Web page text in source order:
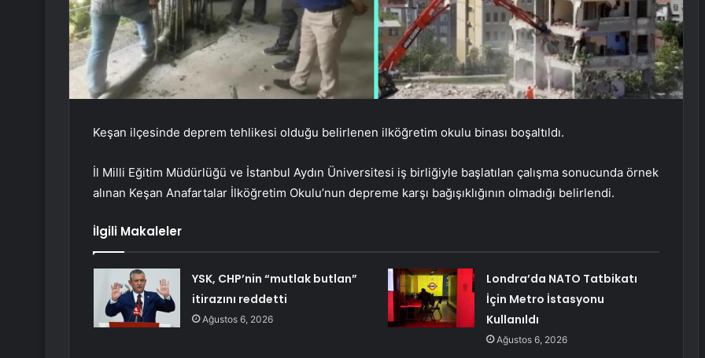
Keşan ilçesinde deprem tehlikesi olduğu belirlenen ilköğretim okulu binası boşaltıldı.
İl Milli Eğitim Müdürlüğü ve İstanbul Aydın Üniversitesi iş birliğiyle başlatılan çalışma sonucunda örnek
alınan Keşan Anafartalar İlköğretim Okulu’nun depreme karşı bağışıklığının olmadığı belirlendi.
İlgili Makaleler
YSK, CHP’nin “mutlak butlan”
itirazını reddetti
Ağustos 6, 2026
Londra’da NATO Tatbikatı
İçin Metro İstasyonu
Kullanıldı
Ağustos 6, 2026